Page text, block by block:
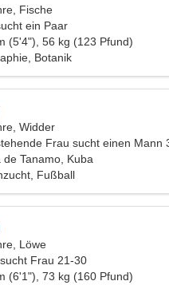
Fische
ein Paar
(5'4"), 56 kg (123 Pfund)
Botanik
Widder
Frau sucht einen Mann
de Tanamo, Kuba
Fußball
Löwe
Frau 21-30
(6'1"), 73 kg (160 Pfund)